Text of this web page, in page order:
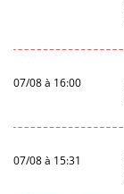
07/08 à 16:00
07/08 à 15:31